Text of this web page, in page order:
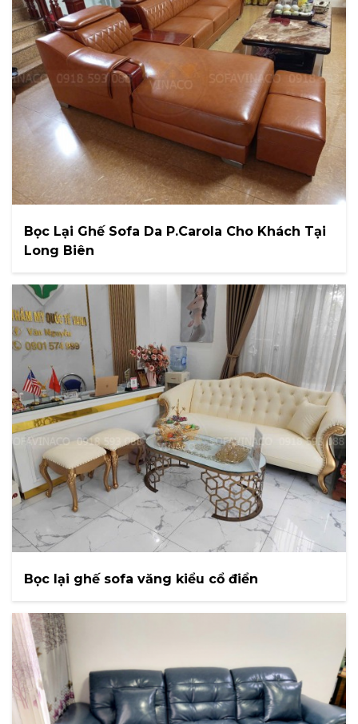
Bọc Lại Ghế Sofa Da P.Carola Cho Khách Tại
Long Biên
Bọc lại ghế sofa văng kiểu cổ điển